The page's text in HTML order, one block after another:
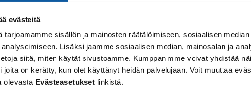
evästeitä
tarjoamamme sisällön ja mainosten räätälöimiseen, sosiaalisen
Lisäksi jaamme sosiaalisen median, mainosalan ja
siitä, miten käytät sivustoamme. Kumppanimme voivat yhdistää
joita on kerätty, kun olet käyttänyt heidän palvelujaan. Voit muuttaa
olevasta Evästeasetukset linkistä.